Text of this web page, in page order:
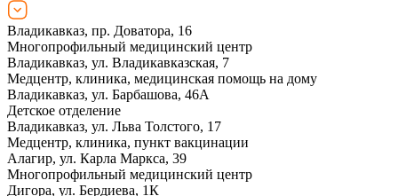
Владикавказ, пр. Доватора, 16
Многопрофильный медицинский центр
Владикавказ, ул. Владикавказская, 7
Медцентр, клиника, медицинская помощь на дому
Владикавказ, ул. Барбашова, 46А
Детское отделение
Владикавказ, ул. Льва Толстого, 17
Медцентр, клиника, пункт вакцинации
Алагир, ул. Карла Маркса, 39
Многопрофильный медицинский центр
Дигора, ул. Бердиева, 1К